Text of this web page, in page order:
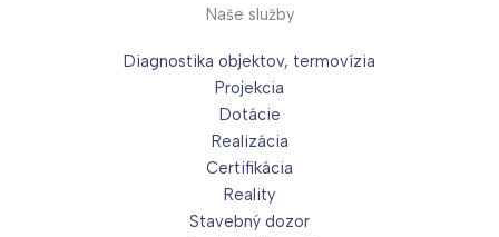
Naše služby
Diagnostika objektov, termovízia
Projekcia
Dotácie
Realizácia
Certifikácia
Reality
Stavebný dozor